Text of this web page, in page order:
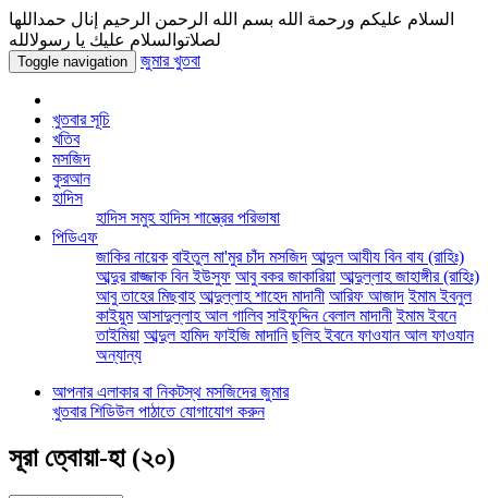
السلام عليكم ورحمة الله بسم الله الرحمن الرحيم إنال حمداللها
لصلاتوالسلام عليك يا رسولالله
Toggle navigation জুমার খুতবা
খুতবার সূচি
খতিব
মসজিদ
কুরআন
হাদিস
হাদিস সমুহহাদিস শাস্ত্রের পরিভাষা
পিডিএফ
জাকির নায়েক বাইতুল মা'মুর চাঁদ মসজিদ আব্দুল আযীয বিন বায (রাহিঃ)
আব্দুর রাজ্জাক বিন ইউসুফ আবু বকর জাকারিয়া আব্দুল্লাহ জাহাঙ্গীর (রাহিঃ)
আবু তাহের মিছবাহ আব্দুল্লাহ শাহেদ মাদানী আরিফ আজাদ ইমাম ইবনুল
কাইয়ুম আসাদুল্লাহ আল গালিব সাইফুদ্দিন বেলাল মাদানী ইমাম ইবনে
তাইমিয়া আব্দুল হামিদ ফাইজি মাদানি ছলিহ ইবনে ফাওযান আল ফাওযান
অন্যান্য
আপনার এলাকার বা নিকটস্থ মসজিদের জুমার
খুতবার শিডিউল পাঠাতে যোগাযোগ করুন
সূরা ত্বোয়া-হা (২০)